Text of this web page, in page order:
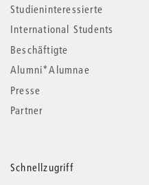
Studieninteressierte
International Students
Beschäftigte
Alumni*Alumnae
Presse
Partner
Schnellzugriff